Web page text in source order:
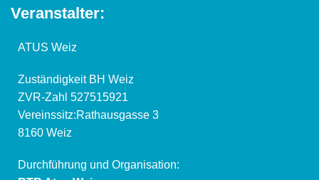
Veranstalter:
ATUS Weiz
Zuständigkeit BH Weiz
ZVR-Zahl 527515921
Vereinssitz:Rathausgasse 3
8160 Weiz
Durchführung und Organisation: